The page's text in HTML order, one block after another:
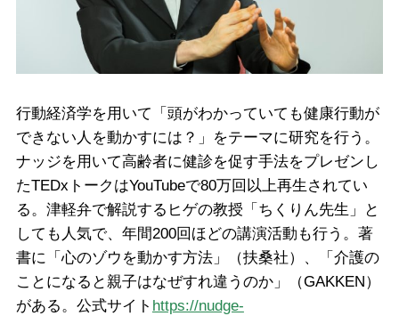
行動経済学を用いて「頭がわかっていても健康行動が
できない人を動かすには？」をテーマに研究を行う。
ナッジを用いて高齢者に健診を促す手法をプレゼンし
たTEDxトークはYouTubeで80万回以上再生されてい
る。津軽弁で解説するヒゲの教授「ちくりん先生」と
しても人気で、年間200回ほどの講演活動も行う。著
書に「心のゾウを動かす方法」（扶桑社）、「介護の
ことになると親子はなぜすれ違うのか」（GAKKEN）
がある。公式サイト https://nudge-